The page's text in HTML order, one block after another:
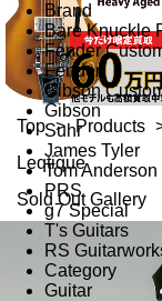
Brand
Bare Knuckle
Fender
Fender
Gibson
Gibson
Suhr
James Tyler
Tom Anderson
PRS
g7 Special
T's Guitars
RS
Category
Guitar
Top > Products
Leqtique
Sold Out Gallery